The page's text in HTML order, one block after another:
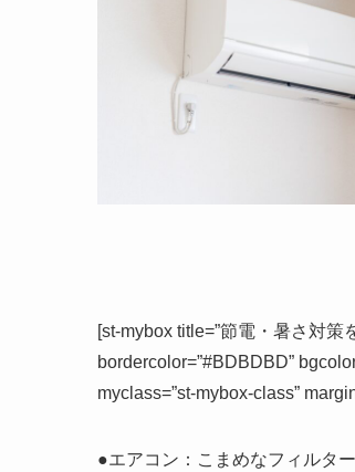
[st-mybox title=”節電・暑さ対策
bordercolor=”#BDBDBD”
myclass=”st-mybox-class”
●エアコン：こまめなフィルタ